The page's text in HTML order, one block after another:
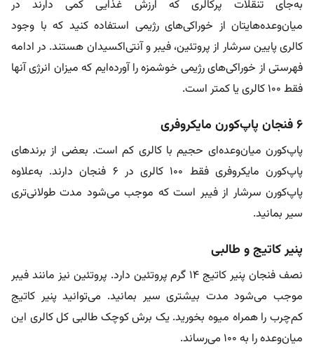
به‌جای تنقلات پرکالری که ارزش غذایی کمی دارند در
میان‌وعده‌هایتان از خوراکی‌های رژیمی استفاده کنید که با وجود
کالری پایین سرشار از پروتئین، فیبر و آنتی‌اکسیدان هستند. در ادامه
فهرستی از خوراکی‌های رژیمی خوشمزه را آورده‌ایم که میزان انرژی آنها
فقط ۱۰۰ کالری یا کمتر است.
۶ فنجان پاپ‌کورن مایکروفری
پاپ‌کورن میان‌وعده‌ای حجیم با کالری کم است. بعضی از برندهای
پاپ‌کورن مایکروفری فقط ۱۰۰ کالری در ۶ فنجان دارند. به‌علاوه
پاپ‌کورن سرشار از فیبر است که موجب می‌شود مدت طولانی‌تری
سیر بمانید.
پنیر کاتیج و طالبی
نصف فنجان پنیر کاتیج ۱۴ گرم پروتئین دارد. پروتئین نیز مانند فیبر
موجب می‌شود مدت بیشتری سیر بمانید. می‌توانید پنیر کاتیج
کم‌چرب را همراه میوه بخورید. یک برش کوچک طالبی کل کالری این
میان‌وعده را به ۱۰۰ می‌رساند.